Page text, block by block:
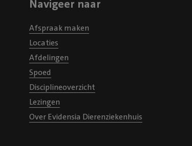
Navigeer naar
Afspraak maken
Locaties
Afdelingen
Spoed
Disciplineoverzicht
Lezingen
Over Evidensia Dierenziekenhuis